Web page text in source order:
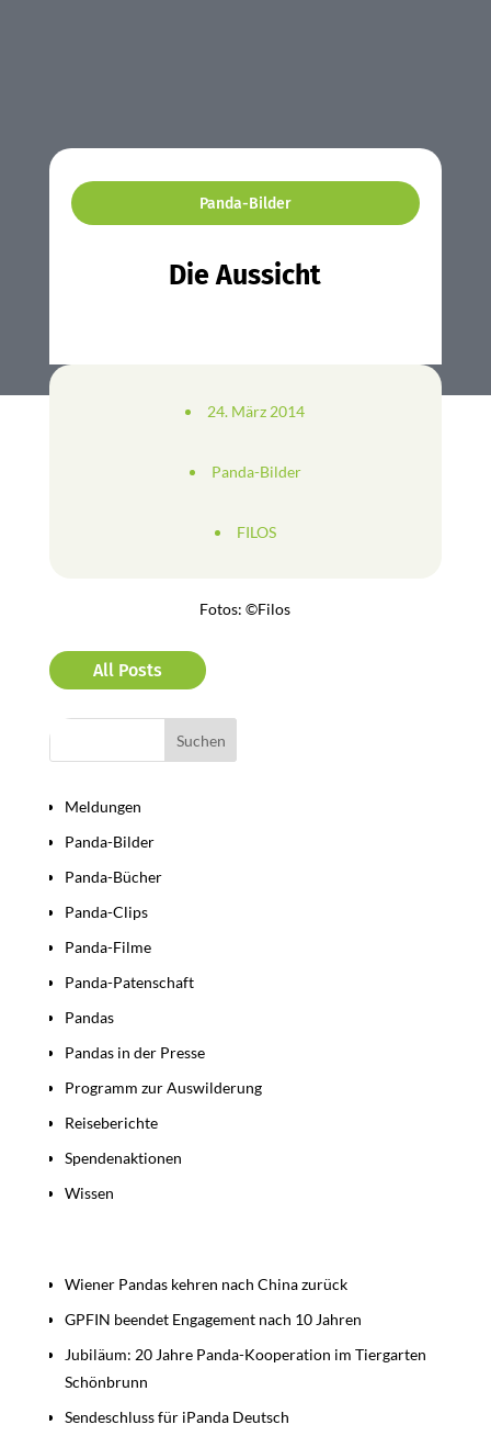
Panda-Bilder
Die Aussicht
24. März 2014
Panda-Bilder
FILOS
Fotos: ©Filos
All Posts
Meldungen
Panda-Bilder
Panda-Bücher
Panda-Clips
Panda-Filme
Panda-Patenschaft
Pandas
Pandas in der Presse
Programm zur Auswilderung
Reiseberichte
Spendenaktionen
Wissen
Wiener Pandas kehren nach China zurück
GPFIN beendet Engagement nach 10 Jahren
Jubiläum: 20 Jahre Panda-Kooperation im Tiergarten
Schönbrunn
Sendeschluss für iPanda Deutsch